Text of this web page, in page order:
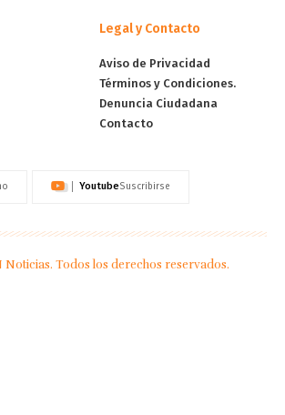
Legal y Contacto
Aviso de Privacidad
Términos y Condiciones.
Denuncia Ciudadana
Contacto
YoutubeSuscribirse
Noticias. Todos los derechos reservados.